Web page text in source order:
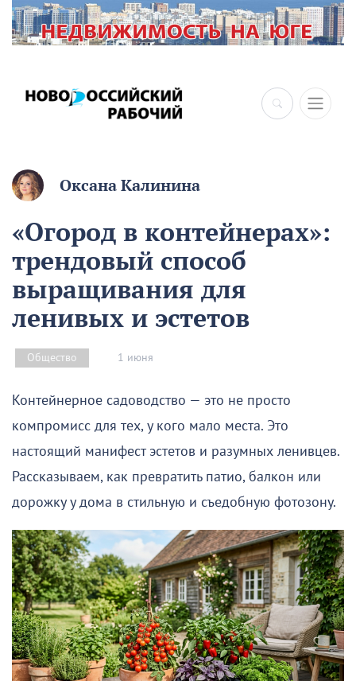
×
Оксана Калинина
«Огород в контейнерах»:
трендовый способ
выращивания для
ленивых и эстетов
Общество 1 июня
Контейнерное садоводство — это не просто
компромисс для тех, у кого мало места. Это
настоящий манифест эстетов и разумных ленивцев.
Рассказываем, как превратить патио, балкон или
дорожку у дома в стильную и съедобную фотозону.